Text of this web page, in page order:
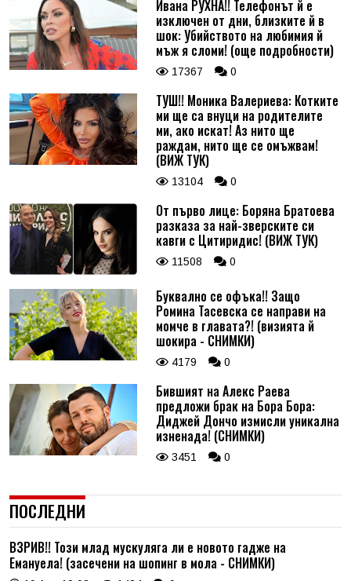
Ивана РУХНА!! Телефонът й е
изключен от дни, близките й в
шок: Убийството на любимия й
мъж я сломи! (още подробности)
17367 0
ТУШ!! Моника Валериева: Котките
ми ще са внуци на родителите
ми, ако искат! Аз нито ще
раждам, нито ще се омъжвам!
(ВИЖ ТУК)
13104 0
От първо лице: Боряна Братоева
разказа за най-зверските си
кавги с Цитиридис! (ВИЖ ТУК)
11508 0
Буквално се офъка!! Защо
Ромина Тасевска се направи на
момче в главата?! (визията й
шокира - СНИМКИ)
4179 0
Бившият на Алекс Раева
предложи брак на Бора Бора:
Диджей Дончо измисли уникална
изненада! (СНИМКИ)
3451 0
ПОСЛЕДНИ
ВЗРИВ!! Този млад мускуляга ли е новото гадже на
Емануела! (засечени на шопинг в мола - СНИМКИ)